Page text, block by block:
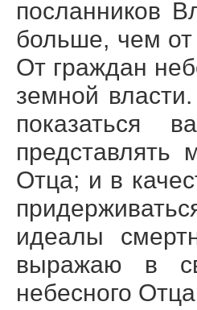
посланников
больше, чем от
От граждан
земной
показаться
Отца; и в
идеалы
выражаю в
небесного